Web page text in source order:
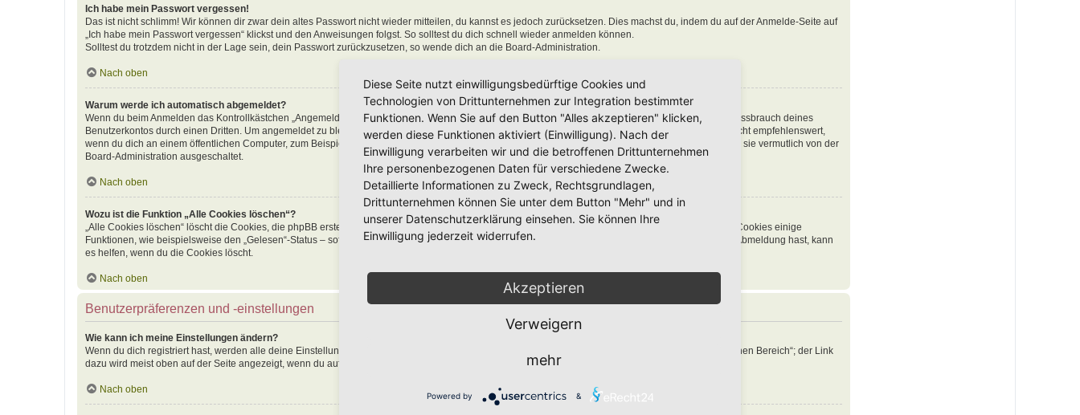
Ich habe mein Passwort vergessen!
Das ist nicht schlimm! Wir können dir zwar dein altes Passwort nicht wieder mitteilen, du kannst es jedoch zurücksetzen. Dies machst du, indem du auf der Anmelde-Seite auf
„Ich habe mein Passwort vergessen“ klickst und den Anweisungen folgst. So solltest du dich schnell wieder anmelden können.
Solltest du trotzdem nicht in der Lage sein, dein Passwort zurückzusetzen, so wende dich an die Board-Administration.
Nach oben
Warum werde ich automatisch abgemeldet?
Wenn du beim Anmelden das Kontrollkästchen „Angemeldet bleiben“ nicht auswählst, wirst du nur für eine Sitzung angemeldet. Dies verhindert den Missbrauch deines
Benutzerkontos durch einen Dritten. Um angemeldet zu bleiben, kannst du das Kästchen „Angemeldet bleiben“ beim Anmelden auswählen. Dies ist nicht empfehlenswert,
wenn du dich an einem öffentlichen Computer, zum Beispiel in einem Internetcafé, befindest. Wenn diese Option nicht zur Verfügung steht, dann wurde sie vermutlich von der
Board-Administration ausgeschaltet.
Nach oben
Wozu ist die Funktion „Alle Cookies löschen“?
„Alle Cookies löschen“ löscht die Cookies, die phpBB erstellt hat und die dafür sorgen, dass du im Forum angemeldet bleibst. Außerdem ermöglichen Cookies einige
Funktionen, wie beispielsweise den „Gelesen“-Status – sofern sie von der Board-Administration aktiviert wurden. Wenn du Probleme bei der An- oder Abmeldung hast, kann
es helfen, wenn du die Cookies löscht.
Nach oben
Benutzerpräferenzen und -einstellungen
Wie kann ich meine Einstellungen ändern?
Wenn du dich registriert hast, werden alle deine Einstellungen in der Datenbank des Boards gespeichert. Um diese zu ändern, gehe in den „Persönlichen Bereich“; der Link
dazu wird meist oben auf der Seite angezeigt, wenn du auf deinen Benutzernamen klickst. Dort kannst du alle deine Einstellungen ändern.
Nach oben
Diese Seite nutzt einwilligungsbedürftige Cookies und
Technologien von Drittunternehmen zur Integration bestimmter
Funktionen. Wenn Sie auf den Button "Alles akzeptieren" klicken,
werden diese Funktionen aktiviert (Einwilligung). Nach der
Einwilligung verarbeiten wir und die betroffenen Drittunternehmen
Ihre personenbezogenen Daten für verschiedene Zwecke.
Detaillierte Informationen zu Zweck, Rechtsgrundlagen,
Drittunternehmen können Sie unter dem Button "Mehr" und in
unserer Datenschutzerklärung einsehen. Sie können Ihre
Einwilligung jederzeit widerrufen.
Akzeptieren
Verweigern
mehr
Powered by &